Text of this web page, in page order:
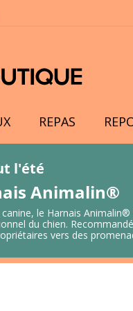
REPAS
l'été
Animalin®
le Harnais
du chien.
vers des